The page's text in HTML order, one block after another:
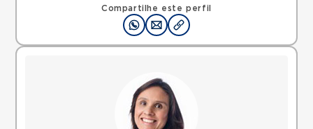
Compartilhe este perfil